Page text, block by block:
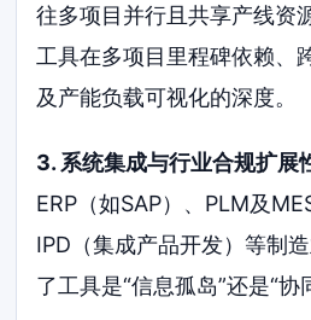
往多项目并行且共享产线资
工具在多项目里程碑依赖、
及产能负载可视化的深度。
3. 系统集成与行业合规扩展
ERP（如SAP）、PLM及
IPD（集成产品开发）等制
了工具是“信息孤岛”还是“协